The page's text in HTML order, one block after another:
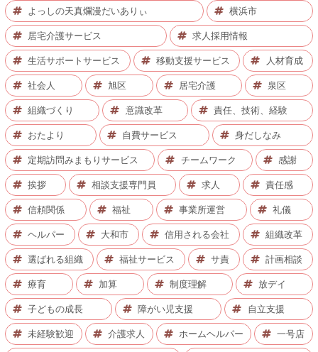
よっしの天真爛漫だいありぃ 横浜市
居宅介護サービス 求人採用情報
生活サポートサービス 移動支援サービス 人材育成
社会人 旭区 居宅介護 泉区
組織づくり 意識改革 責任、技術、経験
おたより 自費サービス 身だしなみ
定期訪問みまもりサービス チームワーク 感謝
挨拶 相談支援専門員 求人 責任感
信頼関係 福祉 事業所運営 礼儀
ヘルパー 大和市 信用される会社 組織改革
選ばれる組織 福祉サービス サ責 計画相談
療育 加算 制度理解 放デイ
子どもの成長 障がい児支援 自立支援
未経験歓迎 介護求人 ホームヘルパー 一号店